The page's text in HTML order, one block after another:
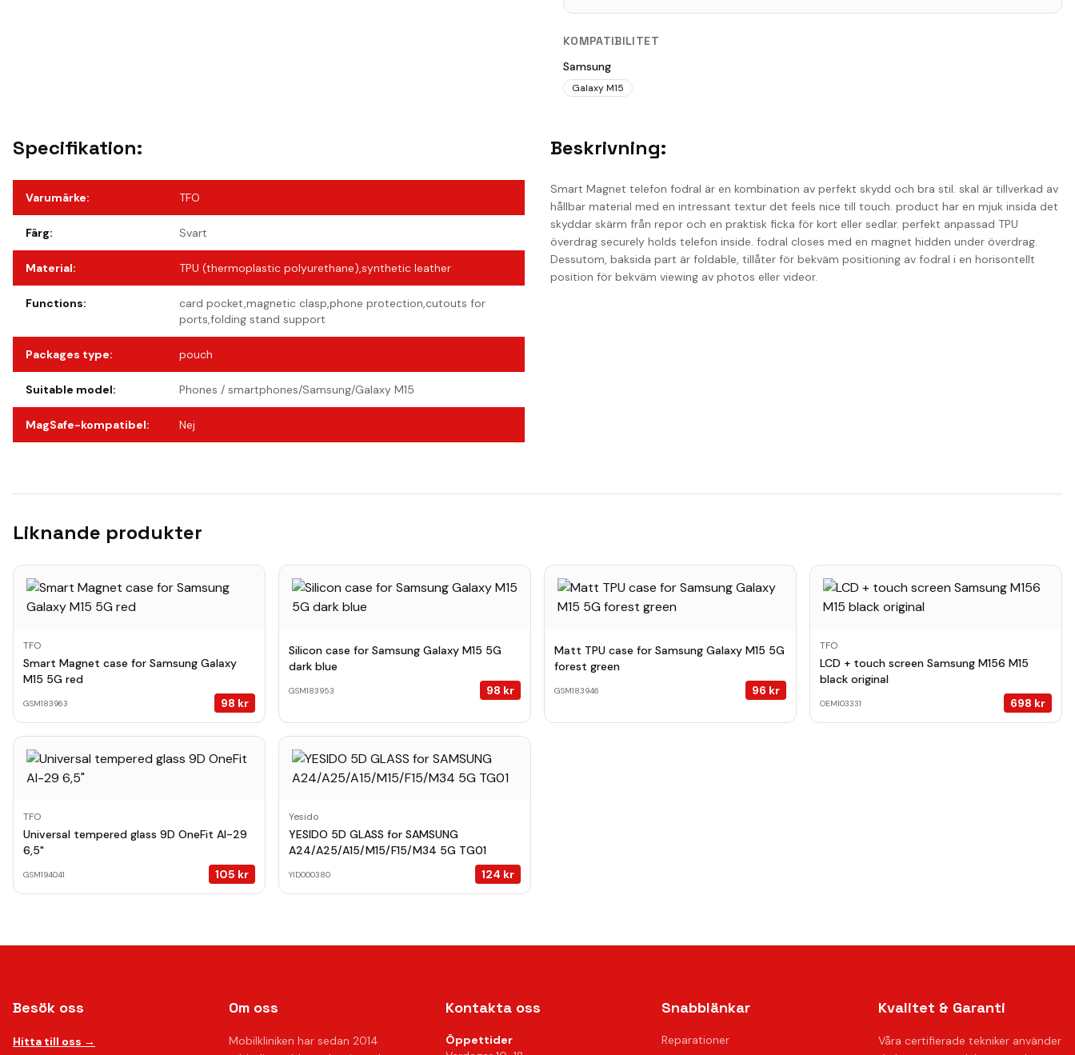
KOMPATIBILITET
Samsung
Galaxy M15
Specifikation:
Varumärke: TFO
Färg: Svart
Material: TPU (thermoplastic polyurethane),synthetic leather
Functions:
card pocket,magnetic clasp,phone protection,cutouts for
ports,folding stand support
Packages type: pouch
Suitable model: Phones / smartphones/Samsung/Galaxy M15
MagSafe-kompatibel: Nej
Beskrivning:
Smart Magnet telefon fodral är en kombination av perfekt skydd och bra stil. skal är tillverkad av
hållbar material med en intressant textur det feels nice till touch. product har en mjuk insida det
skyddar skärm från repor och en praktisk ficka för kort eller sedlar. perfekt anpassad TPU
överdrag securely holds telefon inside. fodral closes med en magnet hidden under överdrag.
Dessutom, baksida part är foldable, tillåter för bekväm positioning av fodral i en horisontellt
position för bekväm viewing av photos eller videor.
Liknande produkter
TFO
Smart Magnet case for Samsung Galaxy
M15 5G red
GSM183963 98 kr
Silicon case for Samsung Galaxy M15 5G
dark blue
GSM183953 98 kr
Matt TPU case for Samsung Galaxy M15 5G
forest green
GSM183946 96 kr
TFO
LCD + touch screen Samsung M156 M15
black original
OEM103331 698 kr
TFO
Universal tempered glass 9D OneFit AI-29
6,5"
GSM194041 105 kr
Yesido
YESIDO 5D GLASS for SAMSUNG
A24/A25/A15/M15/F15/M34 5G TG01
YID000380 124 kr
Besök oss
Hitta till oss →
Om oss
Mobilkliniken har sedan 2014
Kontakta oss
Öppettider
Snabblänkar
Reparationer
Kvalitet & Garanti
Våra certifierade tekniker använder